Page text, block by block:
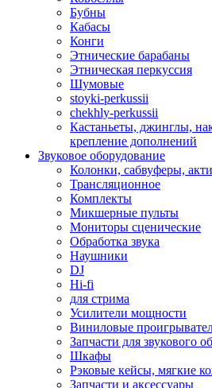
Бубны
Кабасы
Конги
Этнические барабаны
Этническая перкуссия
Шумовые
stoyki-perkussii
chekhly-perkussii
Кастаньеты, джинглы,
крепление дополнений
Звуковое оборудование
Колонки, сабвуферы,
Трансляционное
Комплекты
Микшерные пульты
Мониторы сценические
Обработка звука
Наушники
DJ
Hi-fi
для стрима
Усилители мощности
Виниловые
Запчасти для звукового
Шкафы
Рэковые кейсы, мягкие
Запчасти и аксессуары